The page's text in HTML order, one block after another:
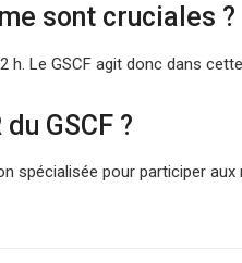
sont cruciales ?
Le GSCF agit donc dans
GSCF ?
spécialisée pour participer aux